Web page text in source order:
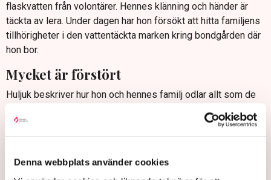
Denna webbplats använder cookies
flaskvatten från volontärer. Hennes klänning och händer är
täckta av lera. Under dagen har hon försökt att hitta familjens
tillhörigheter i den vattentäckta marken kring bondgården där
hon bor.
Mycket är förstört
Huljuk beskriver hur hon och hennes familj odlar allt som de
året. Bland annat odlar de rödbetor, morötter och potatis.
är också förstört. Våra kaniner dog, vilket är väldigt